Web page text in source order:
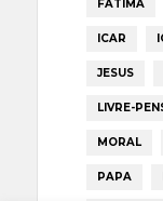
FÁTIMA
ICAR
JESUS
LIVRE-
MORAL
PAPA